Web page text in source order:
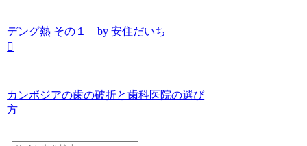
デング熱 その１ by 安住だいち
カンボジアの歯の破折と歯科医院の選び
方